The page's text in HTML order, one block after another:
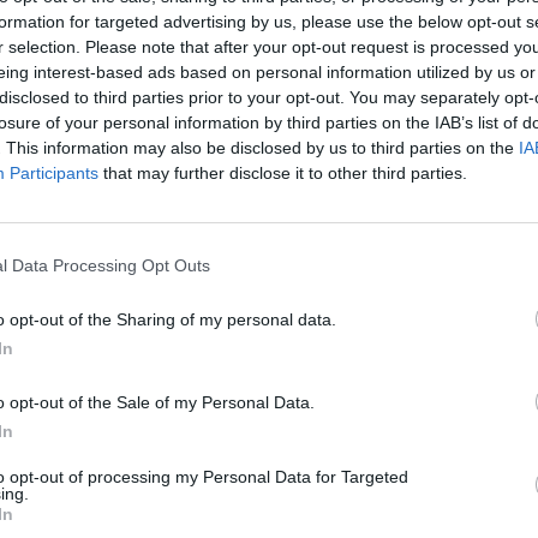
for targeted advertising by us, please use the below opt-out
selection. Please note that after your opt-out request is processed
interest-based ads based on personal information utilized by us
to third parties prior to your opt-out. You may separately
of your personal information by third parties on the IAB’s list of
This information may also be disclosed by us to third parties on the
Participants that may further disclose it to other third parties.
Data Processing Opt Outs
opt-out of the Sharing of my personal data.
opt-out of the Sale of my Personal Data.
opt-out of processing my Personal Data for Targeted
2025
– Ερντογάν σε ναρκοθετημένο πεδίο – Η στάση
Μητσοτάκη-Ερντογάν δεν μοιάζει με τις προηγούμενες έξι που
τα τελευταία 2,5 χρόνια. Η γεωπολιτική αντιπαράθεση των δύο